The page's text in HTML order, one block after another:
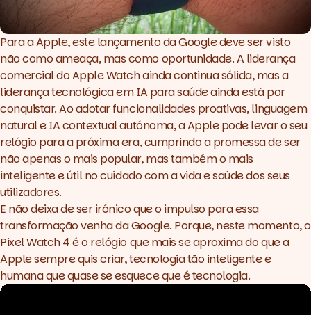
Para a Apple, este lançamento da Google deve ser visto
não como ameaça, mas como oportunidade. A liderança
comercial do Apple Watch ainda continua sólida, mas a
liderança tecnológica em IA para saúde ainda está por
conquistar. Ao adotar funcionalidades proativas, linguagem
natural e IA contextual autónoma, a Apple pode levar o seu
relógio para a próxima era, cumprindo a promessa de ser
não apenas o mais popular, mas também o mais
inteligente e útil no cuidado com a vida e saúde dos seus
utilizadores.
E não deixa de ser irónico que o impulso para essa
transformação venha da Google. Porque, neste momento, o
Pixel Watch 4 é o relógio que mais se aproxima do que a
Apple sempre quis criar, tecnologia tão inteligente e
humana que quase se esquece que é tecnologia.